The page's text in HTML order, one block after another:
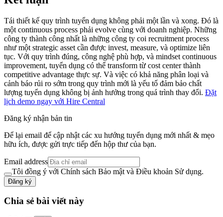
Tái thiết kế quy trình tuyển dụng không phải một lần và xong. Đó là
một continuous process phải evolve cùng với doanh nghiệp. Những
công ty thành công nhất là những công ty coi recruitment process
như một strategic asset cần được invest, measure, và optimize liên
tục. Với quy trình đúng, công nghệ phù hợp, và mindset continuous
improvement, tuyển dụng có thể transform từ cost center thành
competitive advantage thực sự. Và việc có khả năng phân loại và
cảnh báo rủi ro sớm trong quy trình mới là yếu tố đảm bảo chất
lượng tuyển dụng không bị ảnh hưởng trong quá trình thay đổi. Đặt
lịch demo ngay với Hire Central
Đăng ký nhận bản tin
Để lại email để cập nhật các xu hướng tuyển dụng mới nhất & mẹo
hữu ích, được gửi trực tiếp đến hộp thư của bạn.
Email address
Tôi đồng ý với Chính sách Bảo mật và Điều khoản Sử dụng.
Đăng ký
Chia sẻ bài viết này